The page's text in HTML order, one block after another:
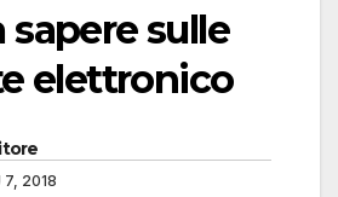
sapere sulle
elettronico
7, 2018